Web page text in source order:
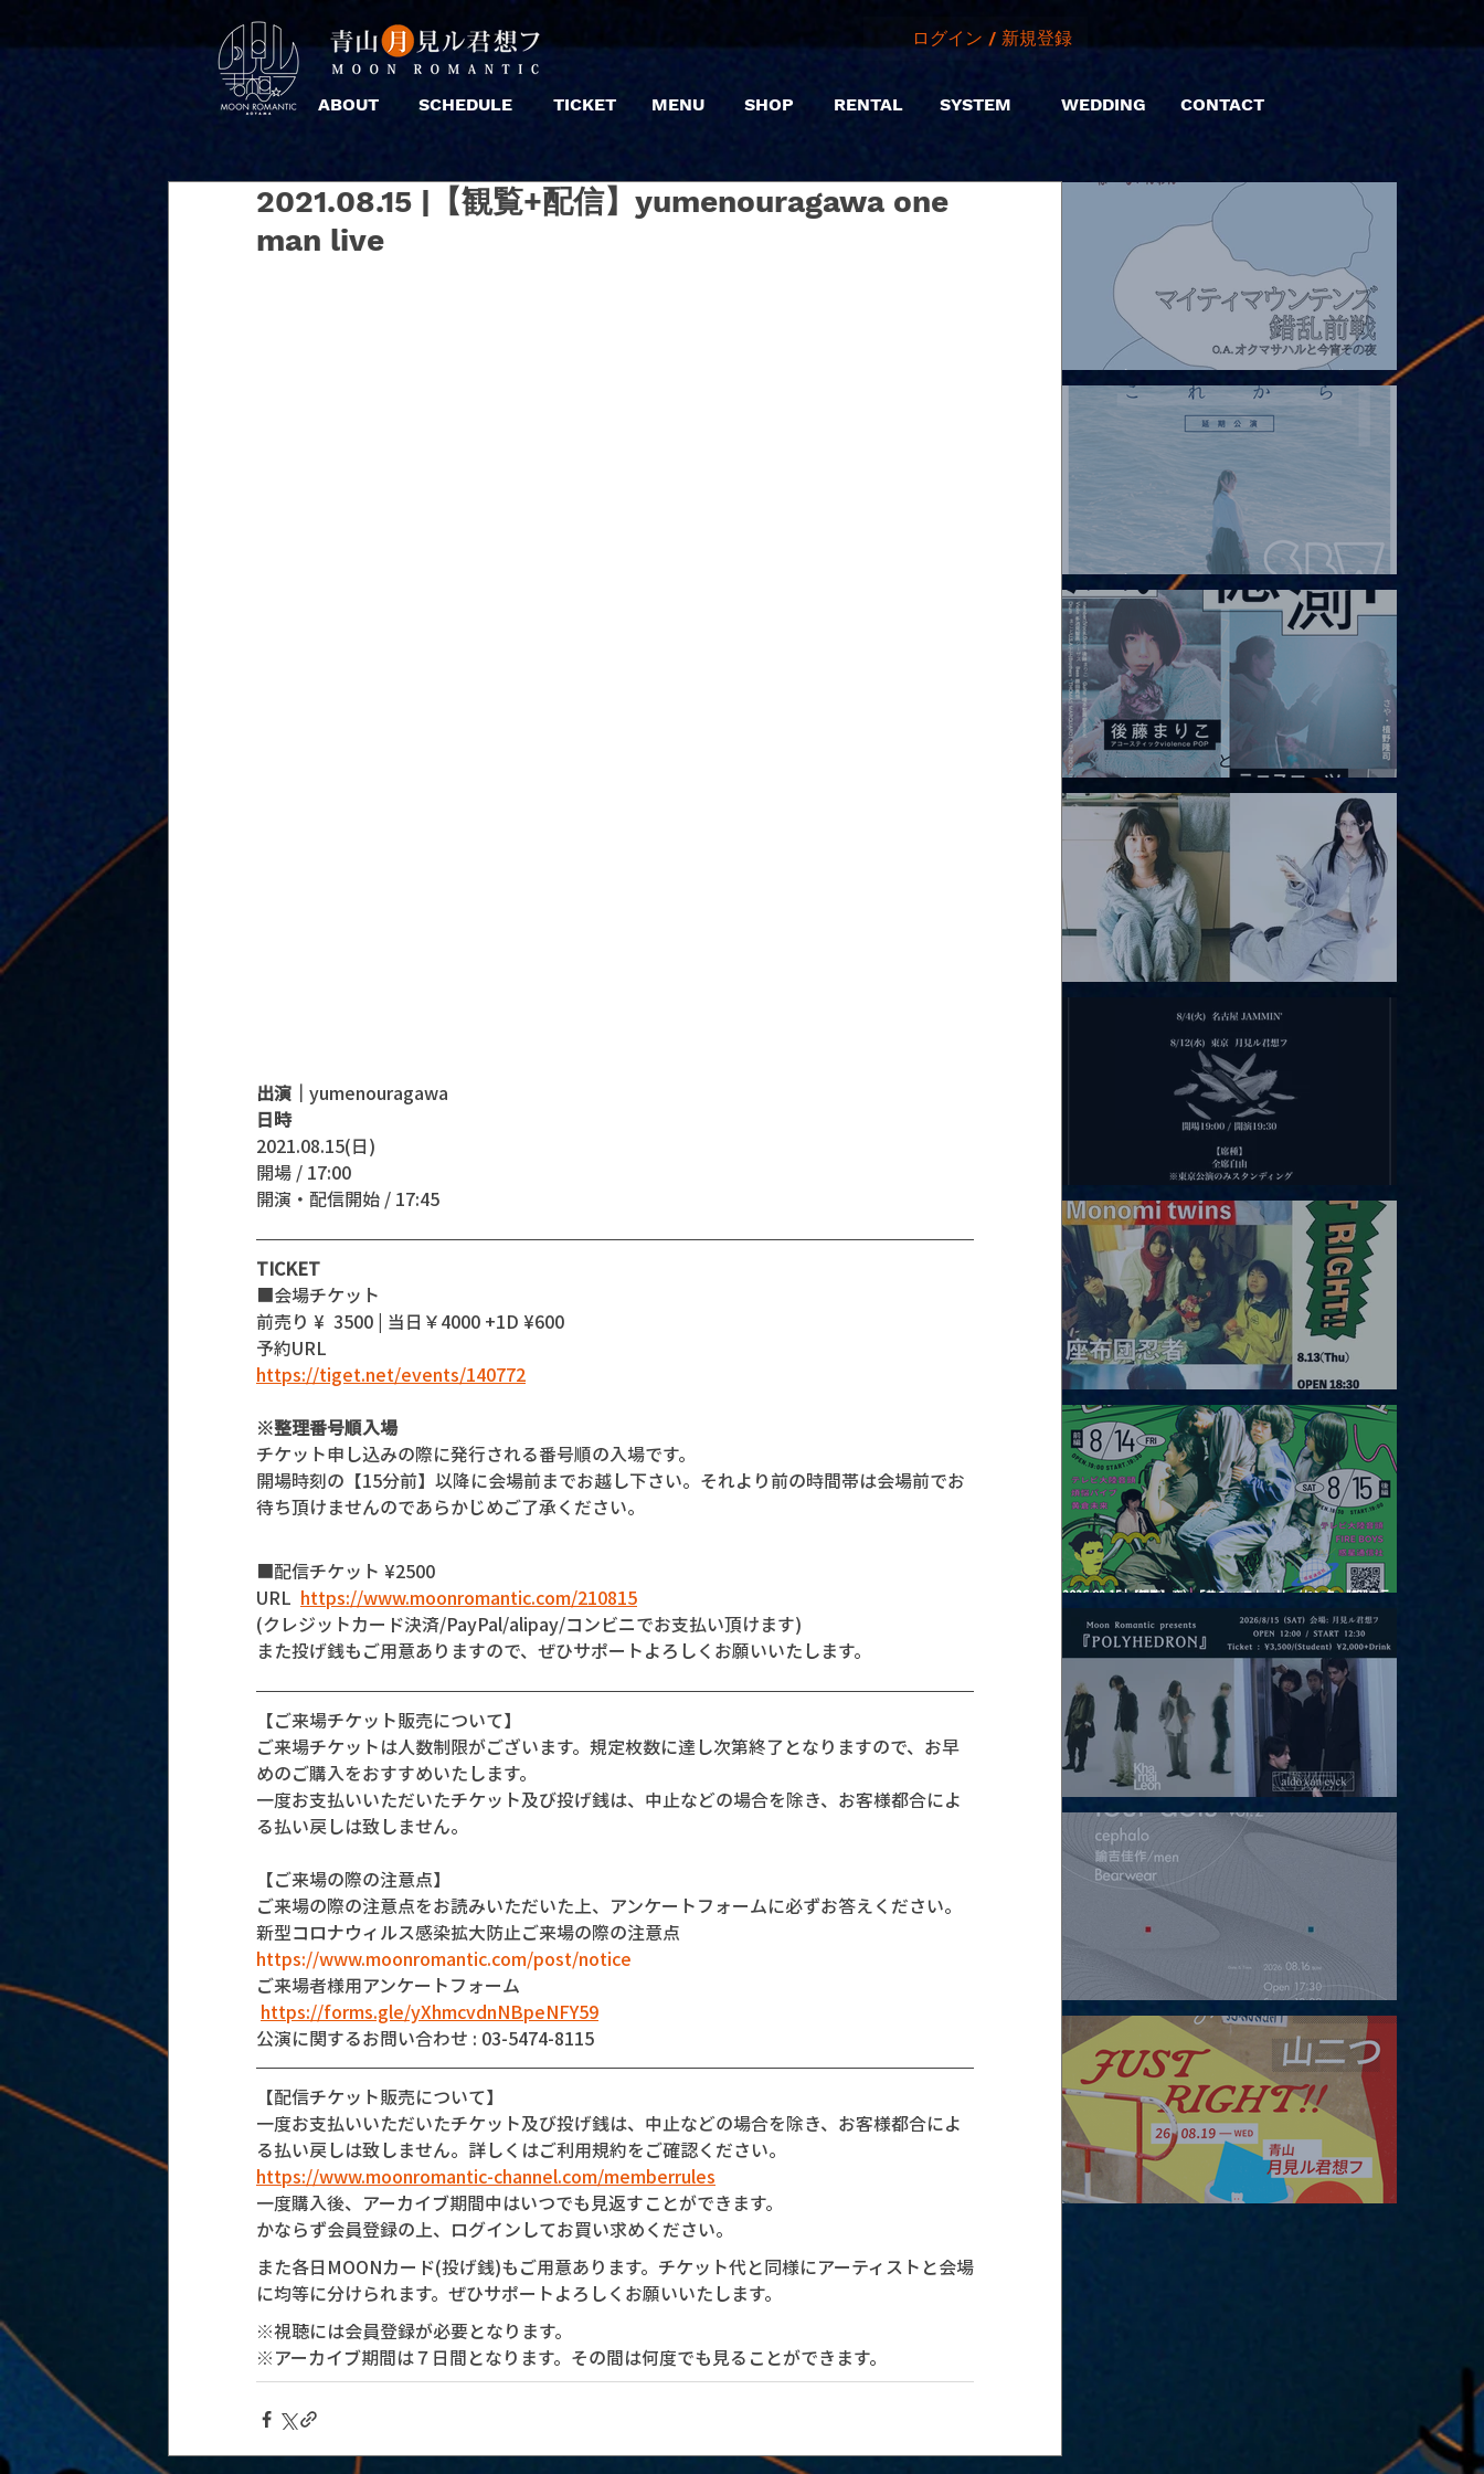
ABOUT SCHEDULE TICKET MENU SHOP
ログイン / 新規登録
RENTAL SYSTEM WEDDING CONTACT
2021.08.15 |【観覧+配信】yumenouragawa one
man live
出演｜ yumenouragawa
日時
2021.08.15(日)
開場 / 17:00
開演・配信開始 / 17:45
TICKET
■会場チケット
前売り ¥  3500 | 当日￥4000 +1D ¥600
予約URL
https://tiget.net/events/140772
※整理番号順入場
チケット申し込みの際に発行される番号順の入場です。
開場時刻の【15分前】以降に会場前までお越し下さい。それより前の時間帯は会場前でお
待ち頂けませんのであらかじめご了承ください。
■配信チケット ¥2500
URL https://www.moonromantic.com/210815
(クレジットカード決済/PayPal/alipay/コンビニでお支払い頂けます)
また投げ銭もご用意ありますので、ぜひサポートよろしくお願いいたします。
【ご来場チケット販売について】
ご来場チケットは人数制限がございます。規定枚数に達し次第終了となりますので、お早
めのご購入をおすすめいたします。
一度お支払いいただいたチケット及び投げ銭は、中止などの場合を除き、お客様都合によ
る払い戻しは致しません。
【ご来場の際の注意点】
ご来場の際の注意点をお読みいただいた上、アンケートフォームに必ずお答えください。
新型コロナウィルス感染拡大防止ご来場の際の注意点
https://www.moonromantic.com/post/notice
ご来場者様用アンケートフォーム
https://forms.gle/yXhmcvdnNBpeNFY59
公演に関するお問い合わせ : 03-5474-8115
【配信チケット販売について】
一度お支払いいただいたチケット及び投げ銭は、中止などの場合を除き、お客様都合によ
る払い戻しは致しません。詳しくはご利用規約をご確認ください。
https://www.moonromantic-channel.com/memberrules
一度購入後、アーカイブ期間中はいつでも見返すことができます。
かならず会員登録の上、ログインしてお買い求めください。
また各日MOONカード(投げ銭)もご用意あります。チケット代と同様にアーティストと会場
に均等に分けられます。ぜひサポートよろしくお願いいたします。
※視聴には会員登録が必要となります。
※アーカイブ期間は７日間となります。その間は何度でも見ることができます。
2026.08.07 |【観覧】マイティマウンテンズpresents. “HALL-IN-
2026.08.08 |【観覧】Oaiko pre.「これから」延期公演 Blurred
City Lights × 17歳とベルリンの壁
2026.08.10 |【観覧】「巷のmyストーリー/風の憶測1～後藤まりこ
アコースティックviolence POPとテニスコーツ」
2026.08.12 |【観覧】田澤孝介 ソロワンマン 「Ballad Box 2026」
2026.08.13 |【観覧】JUST RIGHT!! vol.26
2026.08.15 |【観覧】夜）『巷のmyストーリー/センター"訳"フラ
ッシュ⚡️後編』
2026.08.15 |【観覧】昼）月見ルpre.『POLYHEDRON』
2026.08.16 |【観覧】夜）four dots vol.2